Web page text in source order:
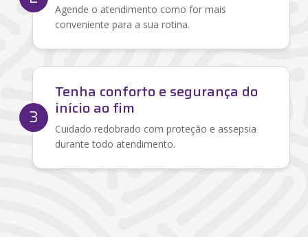
Agende o atendimento como for mais
conveniente para a sua rotina.
3
Tenha conforto e segurança do
início ao fim
Cuidado redobrado com proteção e assepsia
durante todo atendimento.